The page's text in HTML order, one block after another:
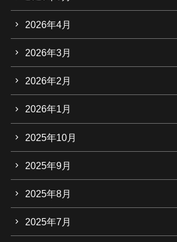
2026年4月
2026年3月
2026年2月
2026年1月
2025年10月
2025年9月
2025年8月
2025年7月